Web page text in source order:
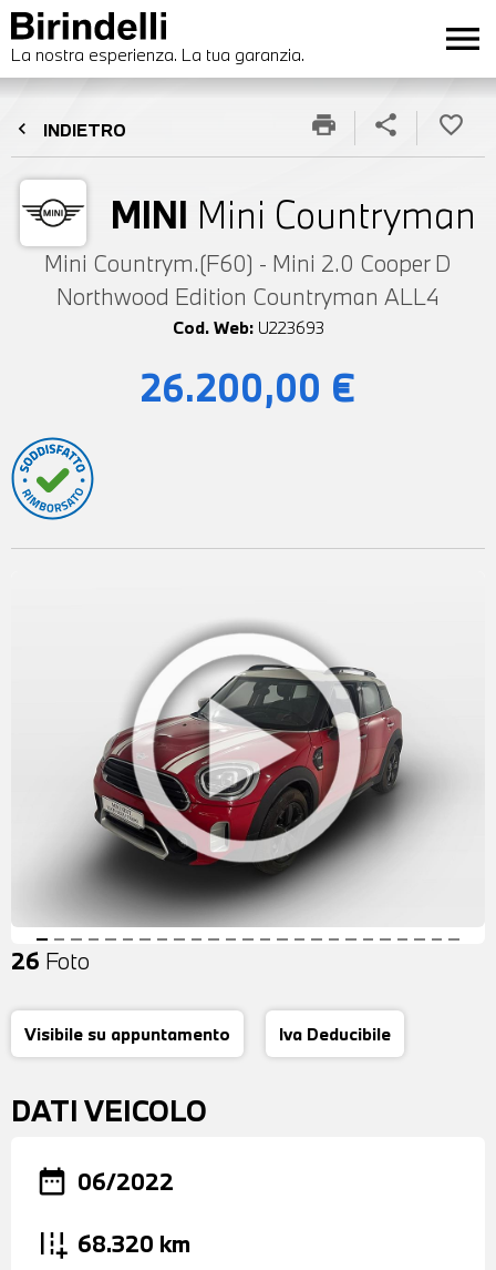
La nostra esperienza. La tua garanzia. menu
chevron_left INDIETRO
MINI Mini Countryman
Mini Countrym.(F60) - Mini 2.0 Cooper D
Northwood Edition Countryman ALL4
Cod. Web: U223693
print share favorite_border
26.200,00 €
26 Foto
Visibile su appuntamento Iva Deducibile
DATI VEICOLO
date_range 06/2022
add_road 68.320 km